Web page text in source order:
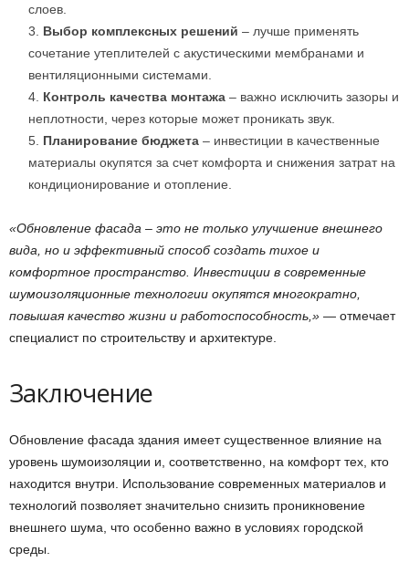
слоев.
Выбор комплексных решений – лучше применять
сочетание утеплителей с акустическими мембранами и
вентиляционными системами.
Контроль качества монтажа – важно исключить зазоры и
неплотности, через которые может проникать звук.
Планирование бюджета – инвестиции в качественные
материалы окупятся за счет комфорта и снижения затрат на
кондиционирование и отопление.
«Обновление фасада – это не только улучшение внешнего
вида, но и эффективный способ создать тихое и
комфортное пространство. Инвестиции в современные
шумоизоляционные технологии окупятся многократно,
повышая качество жизни и работоспособность,» — отмечает
специалист по строительству и архитектуре.
Заключение
Обновление фасада здания имеет существенное влияние на
уровень шумоизоляции и, соответственно, на комфорт тех, кто
находится внутри. Использование современных материалов и
технологий позволяет значительно снизить проникновение
внешнего шума, что особенно важно в условиях городской
среды.